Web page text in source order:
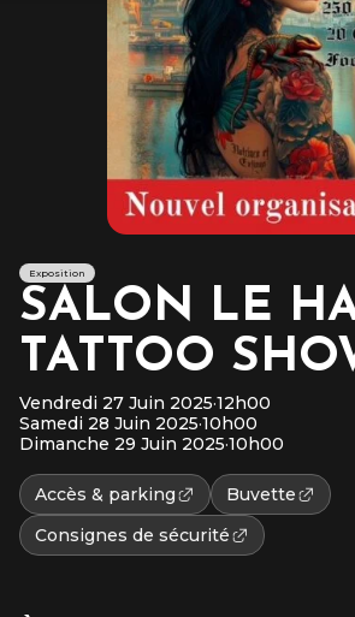
Exposition
SALON LE
TATTOO
Vendredi 27 Juin 2025·12h00
Samedi 28 Juin 2025·10h00
Dimanche 29 Juin 2025·10h00
Accès & parking
Buvette
Consignes de sécurité